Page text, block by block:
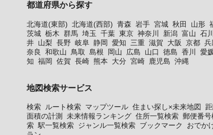
都道府県から探す
北海道(東部) 北海道(西部) 青森 岩手 宮城 秋田 山形
茨城 栃木 群馬 埼玉 千葉 東京 神奈川 新潟 富山 石川
井 山梨 長野 岐阜 静岡 愛知 三重 滋賀 大阪 京都 兵
奈良
和歌山 鳥取 島根 岡山 広島 山口 徳島 香川 愛
知 福岡 佐賀 長崎 熊本 大分 宮崎 鹿児島 沖縄
地図検索サービス
検索 ルート検索 マップツール 住まい探し×未来地図
面積の計測
未来情報ランキング 住所一覧検索 郵便番号
索 駅一覧検索 ジャンル一覧検索 ブックマーク
おでか